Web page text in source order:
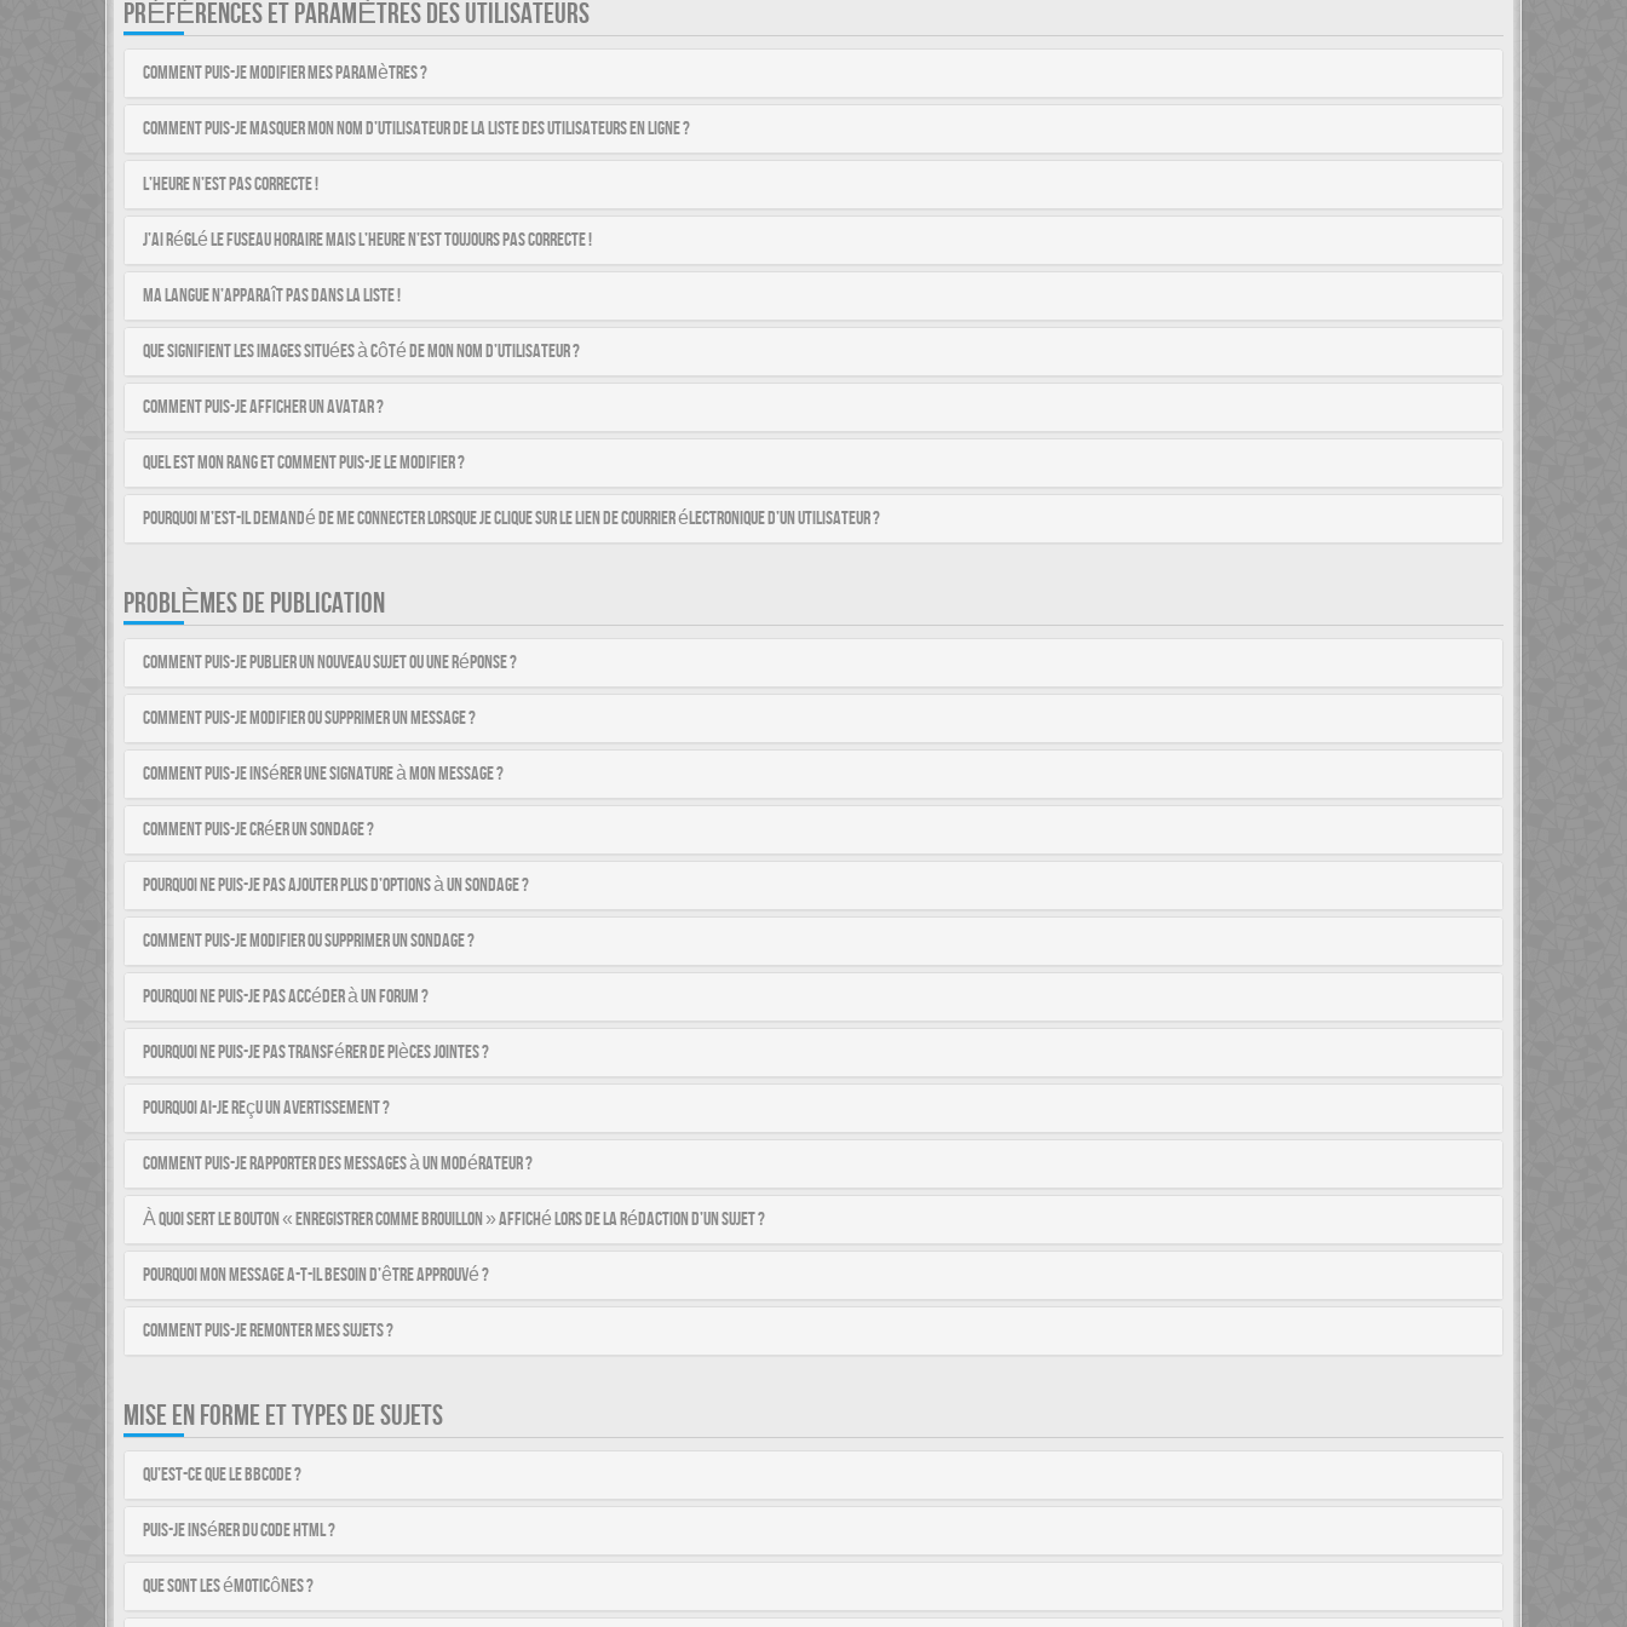
PRÉFÉRENCES ET PARAMÈTRES DES UTILISATEURS
Comment puis-je modifier mes paramètres ?
Comment puis-je masquer mon nom d’utilisateur de la liste des utilisateurs en ligne ?
L’heure n’est pas correcte !
J’ai réglé le fuseau horaire mais l’heure n’est toujours pas correcte !
Ma langue n’apparaît pas dans la liste !
Que signifient les images situées à côté de mon nom d’utilisateur ?
Comment puis-je afficher un avatar ?
Quel est mon rang et comment puis-je le modifier ?
Pourquoi m’est-il demandé de me connecter lorsque je clique sur le lien de courrier électronique d’un utilisateur ?
PROBLÈMES DE PUBLICATION
Comment puis-je publier un nouveau sujet ou une réponse ?
Comment puis-je modifier ou supprimer un message ?
Comment puis-je insérer une signature à mon message ?
Comment puis-je créer un sondage ?
Pourquoi ne puis-je pas ajouter plus d’options à un sondage ?
Comment puis-je modifier ou supprimer un sondage ?
Pourquoi ne puis-je pas accéder à un forum ?
Pourquoi ne puis-je pas transférer de pièces jointes ?
Pourquoi ai-je reçu un avertissement ?
Comment puis-je rapporter des messages à un modérateur ?
À quoi sert le bouton « Enregistrer comme brouillon » affiché lors de la rédaction d’un sujet ?
Pourquoi mon message a-t-il besoin d’être approuvé ?
Comment puis-je remonter mes sujets ?
MISE EN FORME ET TYPES DE SUJETS
Qu’est-ce que le BBCode ?
Puis-je insérer du code HTML ?
Que sont les émoticônes ?